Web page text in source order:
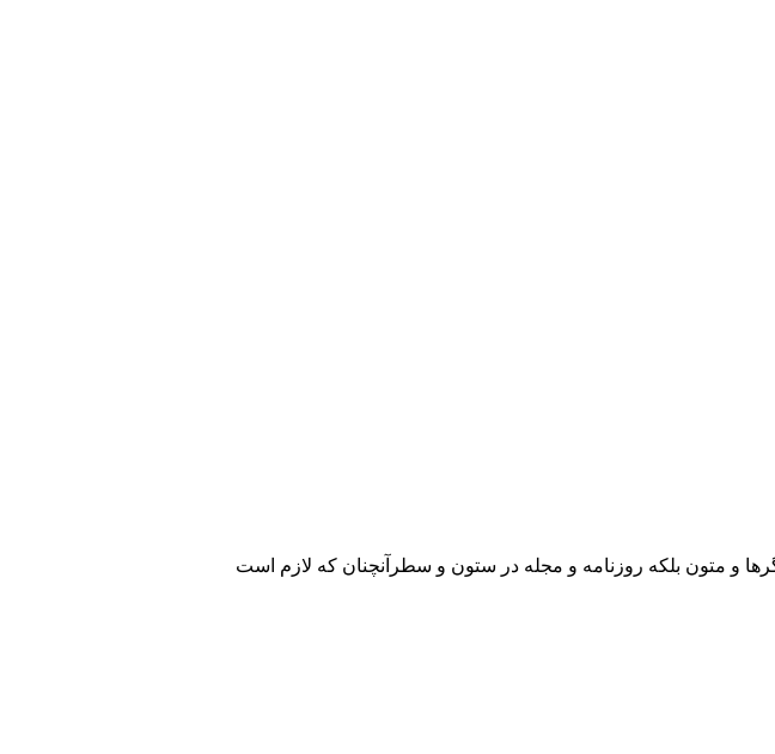
و متون بلکه روزنامه و مجله در ستون و سطرآنچنان که لازم است